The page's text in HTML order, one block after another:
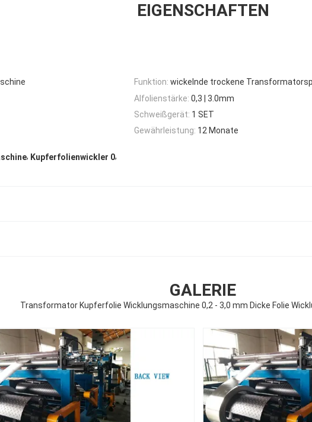
EIGENSCHAFTEN
Funktion: wickelnde trockene
Alfolienstärke: 0,3 | 3.0mm
Schweißgerät: 1 SET
Gewährleistung: 12 Monate
, Kupferfolienwickler 0,
GALERIE
Transformator Kupferfolie Wicklungsmaschine 0,2 - 3,0 mm Dicke Folie